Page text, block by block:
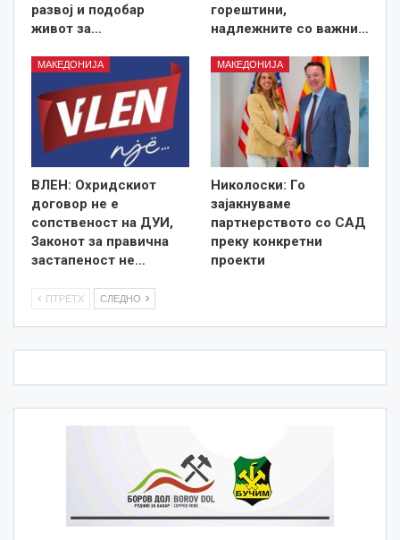
развој и подобар
живот за…
горештини,
надлежните со важни…
МАКЕДОНИЈА
ВЛЕН: Охридскиот
договор не е
сопственост на ДУИ,
Законот за правична
застапеност не…
МАКЕДОНИЈА
Николоски: Го
зајакнуваме
партнерството со САД
преку конкретни
проекти
ПТРЕТХ СЛЕДНО